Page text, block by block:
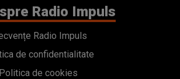
Radio Impuls
Radio Impuls
de confidentialitate
Politica de cookies